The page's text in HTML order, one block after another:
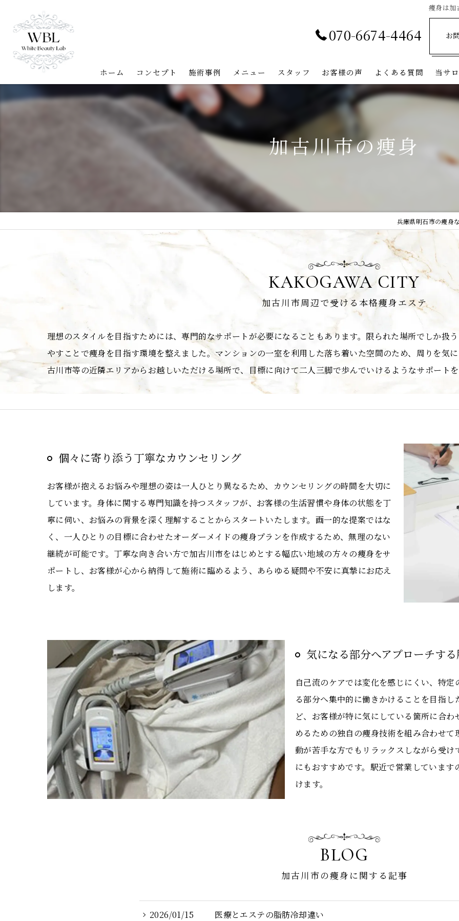
痩身は
070-6674-4464 お
ホーム コンセプト 施術事例 メニュー スタッフ お客様の声 よくある質問 当サ
加古
姫路
加古川市の痩身
兵庫県明石市の痩身
加古川市周辺で受ける本格痩身エステ
KAKOGAWA CITY
理想のスタイルを目指すためには、専門的なサポートが必要になることもあります。限られた場所でしか扱
やすことで痩身を目指す環境を整えました。マンションの一室を利用した落ち着いた空間のため、周りを気
古川市等の近隣エリアからお越しいただける場所で、目標に向けて二人三脚で歩んでいけるようなサポートを
個々に寄り添う丁寧なカウンセリング
お客様が抱えるお悩みや理想の姿は一人ひとり異なるため、カウンセリングの時間を大切に
しています。身体に関する専門知識を持つスタッフが、お客様の生活習慣や身体の状態を丁
寧に伺い、お悩みの背景を深く理解することからスタートいたします。画一的な提案ではな
く、一人ひとりの目標に合わせたオーダーメイドの痩身プランを作成するため、無理のない
継続が可能です。丁寧な向き合い方で加古川市をはじめとする幅広い地域の方々の痩身をサ
ポートし、お客様が心から納得して施術に臨めるよう、あらゆる疑問や不安に真摯にお応え
します。
気になる部分へアプローチす
自己流のケアでは変化を感じにくい、特
る部分へ集中的に働きかけることを目指
ど、お客様が特に気にしている箇所に合
めるための独自の痩身技術を組み合わせ
動が苦手な方でもリラックスしながら受
にもおすすめです。駅近で営業していま
けます。
BLOG
加古川市の痩身に関する記事
2026/01/15 医療とエステの脂肪冷却違い